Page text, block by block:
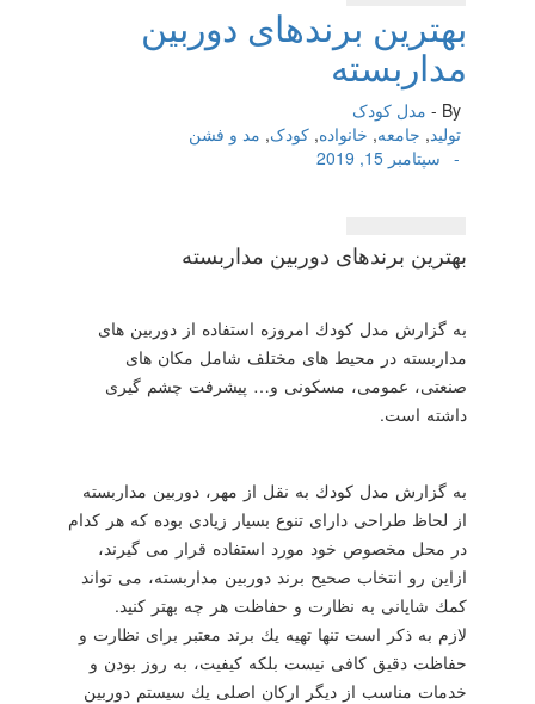
بهترین برندهای دوربین
مداربسته
By -
مدل کودک
تولید, جامعه, خانواده, کودک, مد و فشن
سپتامبر 15, 2019
-
بهترین برندهای دوربین مداربسته
به گزارش مدل كودك امروزه استفاده از دوربین های
مداربسته در محیط های مختلف شامل مكان های
صنعتی، عمومی، مسكونی و… پیشرفت چشم گیری
داشته است.
به گزارش مدل كودك به نقل از مهر، دوربین مداربسته
از لحاظ طراحی دارای تنوع بسیار زیادی بوده كه هر كدام
در محل مخصوص خود مورد استفاده قرار می گیرند،
ازاین رو انتخاب صحیح برند دوربین مداربسته، می تواند
كمك شایانی به نظارت و حفاظت هر چه بهتر كنید.
لازم به ذكر است تنها تهیه یك برند معتبر برای نظارت و
حفاظت دقیق كافی نیست بلكه كیفیت، به روز بودن و
خدمات مناسب از دیگر اركان اصلی یك سیستم دوربین